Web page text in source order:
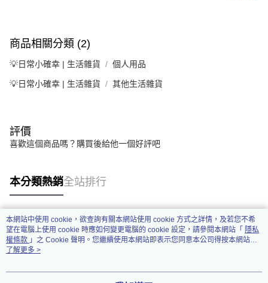
商品相關分類 (2)
💡日常小確幸 | 生活雜貨 個人用品
💡日常小確幸 | 生活雜貨 其他生活雜貨
評價
喜歡這個商品嗎？購買後給他一個好評吧
本分類熱銷全站排行
熱門標籤
本網站中使用 cookie，欲查詢有關本網站使用 cookie 方式之詳情，及若您不希
望在電腦上使用 cookie 時應如何變更電腦的 cookie 設定，請參閱本網站「 隱私
權條款 」之 Cookie 聲明。您繼續使用本網站即表示您同意本公司得按本網站使
用條款之 Cookie 聲明使用 cookie。
了解更多 >